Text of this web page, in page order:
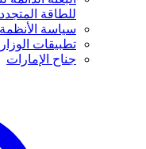
للطاقة
سياسة الأنظمة
تطبيقات
جناح الإمارات